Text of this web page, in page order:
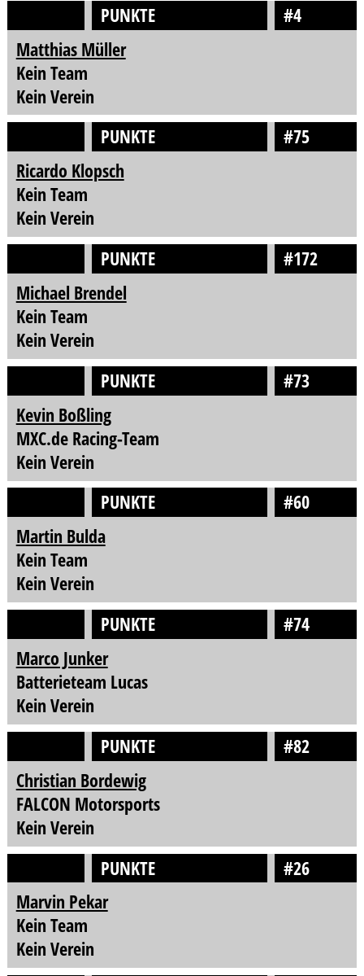
PUNKTE
#4
Matthias Müller
Kein Team
Kein Verein
PUNKTE
#75
Ricardo Klopsch
Kein Team
Kein Verein
PUNKTE
#172
Michael Brendel
Kein Team
Kein Verein
PUNKTE
#73
Kevin Boßling
MXC.de Racing-Team
Kein Verein
PUNKTE
#60
Martin Bulda
Kein Team
Kein Verein
PUNKTE
#74
Marco Junker
Batterieteam Lucas
Kein Verein
PUNKTE
#82
Christian Bordewig
FALCON Motorsports
Kein Verein
PUNKTE
#26
Marvin Pekar
Kein Team
Kein Verein